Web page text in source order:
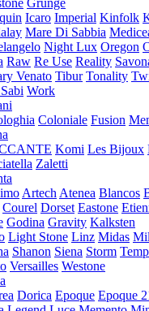
Grunge
Icaro Imperial Kinfolk
Mare Di Sabbia
Night Lux Oregon
Raw Re Use Reality
Venato Tibur Tonality
Work
Coloniale Fusion
Komi Les Bijoux
Zaletti
Artech Atenea Blancos
Courel Dorset Eastone
Godina Gravity Kalksten
Light Stone Linz Midas
Shanon Siena Storm
Versailles Westone
Dorica Epoque Epoque